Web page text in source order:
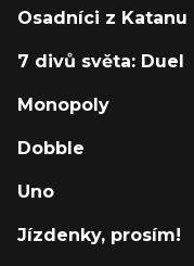
Osadníci z Katanu
7 divů světa: Duel
Monopoly
Dobble
Uno
Jízdenky, prosím!